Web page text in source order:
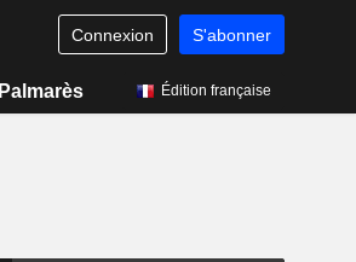
Connexion S'abonner
Palmarès Édition française